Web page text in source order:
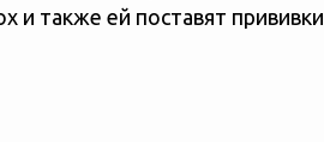
и также ей поставят прививки